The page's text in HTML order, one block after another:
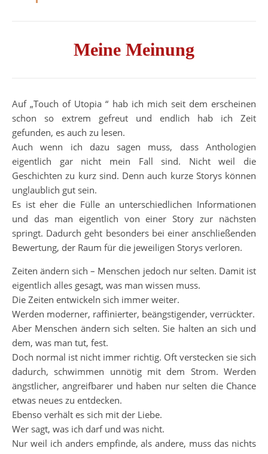
Meine Meinung
Auf „Touch of Utopia “ hab ich mich seit dem erscheinen
schon so extrem gefreut und endlich hab ich Zeit
gefunden, es auch zu lesen.
Auch wenn ich dazu sagen muss, dass Anthologien
eigentlich gar nicht mein Fall sind. Nicht weil die
Geschichten zu kurz sind. Denn auch kurze Storys können
unglaublich gut sein.
Es ist eher die Fülle an unterschiedlichen Informationen
und das man eigentlich von einer Story zur nächsten
springt. Dadurch geht besonders bei einer anschließenden
Bewertung, der Raum für die jeweiligen Storys verloren.
Zeiten ändern sich – Menschen jedoch nur selten. Damit ist
eigentlich alles gesagt, was man wissen muss.
Die Zeiten entwickeln sich immer weiter.
Werden moderner, raffinierter, beängstigender, verrückter.
Aber Menschen ändern sich selten. Sie halten an sich und
dem, was man tut, fest.
Doch normal ist nicht immer richtig. Oft verstecken sie sich
dadurch, schwimmen unnötig mit dem Strom. Werden
ängstlicher, angreifbarer und haben nur selten die Chance
etwas neues zu entdecken.
Ebenso verhält es sich mit der Liebe.
Wer sagt, was ich darf und was nicht.
Nur weil ich anders empfinde, als andere, muss das nichts